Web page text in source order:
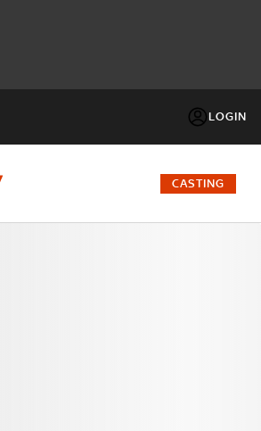
LOGIN
FACTOR
CASTING